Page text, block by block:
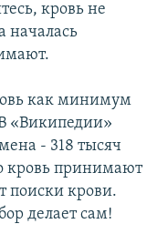
кровь не
началась
как минимум
«Википедии»
- 318 тысяч
кровь принимают
поиски крови.
делает сам!